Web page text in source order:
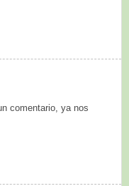
comentario, ya nos